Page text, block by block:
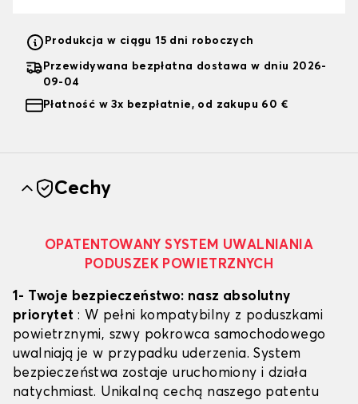
Produkcja w ciągu 15 dni roboczych
Przewidywana bezpłatna dostawa w dniu 2026-
09-04
Płatność w 3x bezpłatnie, od zakupu 60 €
Cechy
OPATENTOWANY SYSTEM UWALNIANIA
PODUSZEK POWIETRZNYCH
1- Twoje bezpieczeństwo: nasz absolutny
priorytet: W pełni kompatybilny z poduszkami
powietrznymi, szwy pokrowca samochodowego
uwalniają je w przypadku uderzenia. System
bezpieczeństwa zostaje uruchomiony i działa
natychmiast. Unikalną cechą naszego patentu